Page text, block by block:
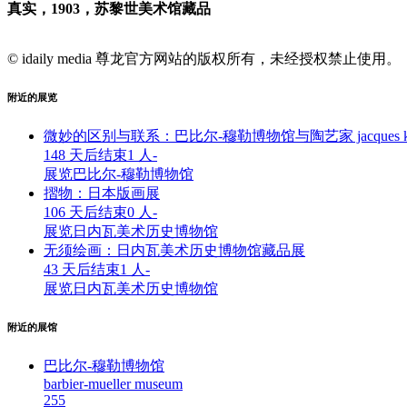
真实，1903，苏黎世美术馆藏品
© idaily media 尊龙官方网站的版权所有，未经授权禁止使用。
附近的展览
微妙的区别与联系：巴比尔-穆勒博物馆与陶艺家 jacques
148 天后结束1 人 -
展览巴比尔-穆勒博物馆
摺物：日本版画展
106 天后结束0 人 -
展览日内瓦美术历史博物馆
无须绘画：日内瓦美术历史博物馆藏品展
43 天后结束1 人 -
展览日内瓦美术历史博物馆
附近的展馆
巴比尔-穆勒博物馆
barbier-mueller museum
255